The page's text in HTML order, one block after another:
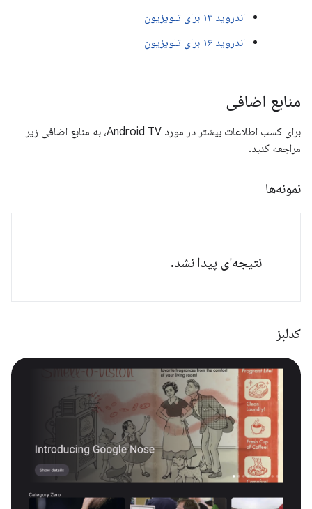
اندروید ۱۴ برای تلویزیون
اندروید ۱۶ برای تلویزیون
منابع اضافی
برای کسب اطلاعات بیشتر در مورد Android TV، به منابع اضافی زیر
مراجعه کنید.
نمونه‌ها
نتیجه‌ای پیدا نشد.
کدلبز